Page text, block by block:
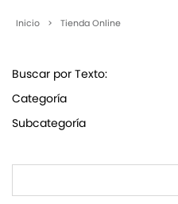
Inicio > Tienda Online
Buscar por Texto:
Categoría
Subcategoría